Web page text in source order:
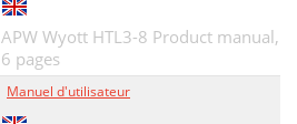
APW Wyott HTL3-8 Product manual,
6 pages
Manuel d'utilisateur